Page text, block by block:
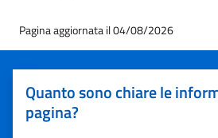
Pagina aggiornata il 04/08/2026
Quanto sono chiare le
pagina?